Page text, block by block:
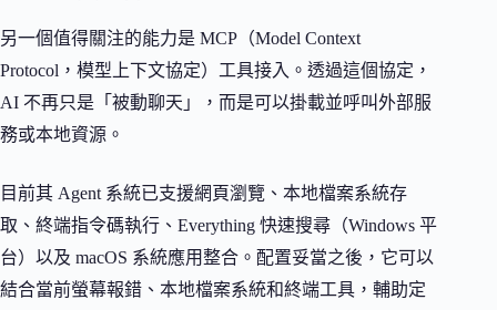
另一個值得關注的能力是 MCP（Model Context
Protocol，模型上下文協定）工具接入。透過這個協定，
AI 不再只是「被動聊天」，而是可以掛載並呼叫外部服
務或本地資源。
目前其 Agent 系統已支援網頁瀏覽、本地檔案系統存
取、終端指令碼執行、Everything 快速搜尋（Windows 平
台）以及 macOS 系統應用整合。配置妥當之後，它可以
結合當前螢幕報錯、本地檔案系統和終端工具，輔助定